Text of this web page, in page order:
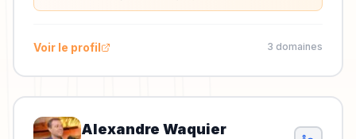
Voir le profil 3 domaines
Alexandre Waquier